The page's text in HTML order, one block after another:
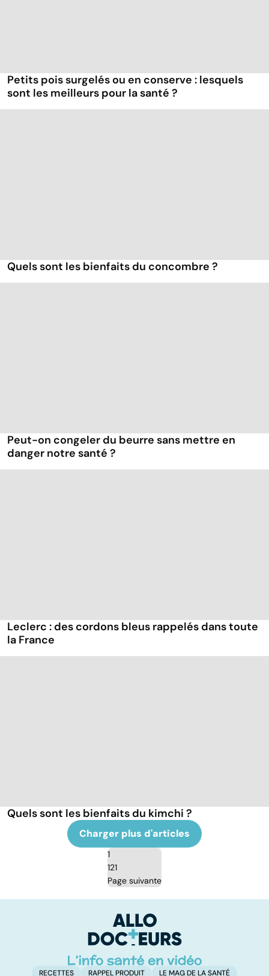
Petits pois surgelés ou en conserve : lesquels
sont les meilleurs pour la santé ?
Quels sont les bienfaits du concombre ?
Peut-on congeler du beurre sans mettre en
danger notre santé ?
Leclerc : des cordons bleus rappelés dans toute
la France
Quels sont les bienfaits du kimchi ?
Charger plus d'articles
1
121
Page suivante
RECETTES RAPPEL PRODUIT LE MAG DE LA SANTÉ